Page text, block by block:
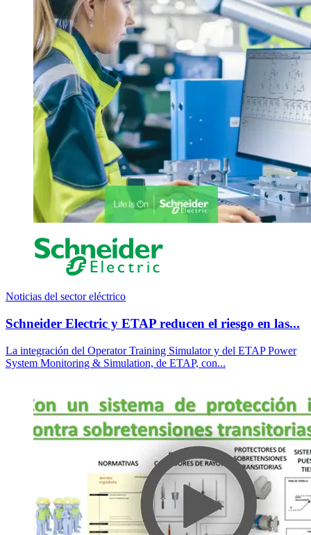
Noticias del sector eléctrico
Schneider Electric y ETAP reducen el riesgo en las...
La integración del Operator Training Simulator y del ETAP Power
System Monitoring & Simulation, de ETAP, con...